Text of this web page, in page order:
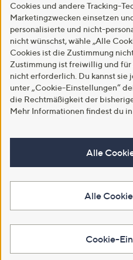
Cookies und andere Tracking-
Marketingzwecken einsetzen
personalisierte und nicht-
nicht wünschst, wähle „Alle
Cookies ist die Zustimmung
Zustimmung ist freiwillig und
nicht erforderlich. Du kannst
unter „Cookie-Einstellungen“
die Rechtmäßigkeit der
Mehr Informationen findest du
Alle
Alle
Cookie-